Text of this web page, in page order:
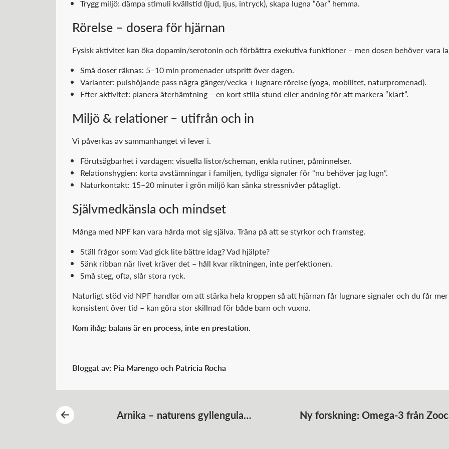
Trygg miljö: dämpa stimuli kvällstid (ljud, ljus, intryck), skapa lugna “öar” hemma.
Rörelse – dosera för hjärnan
Fysisk aktivitet kan öka dopamin/serotonin och förbättra exekutiva funktioner – men dosen behöver vara
Små doser räknas: 5–10 min promenader utspritt över dagen.
Varianter: pulshöjande pass några gånger/vecka + lugnare rörelse (yoga, mobilitet, naturpromenad).
Efter aktivitet: planera återhämtning – en kort stilla stund eller andning för att markera “klart”.
Miljö & relationer – utifrån och in
Vi påverkas av sammanhanget vi lever i.
Förutsägbarhet i vardagen: visuella listor/scheman, enkla rutiner, påminnelser.
Relationshygien: korta avstämningar i familjen, tydliga signaler för “nu behöver jag lugn”.
Naturkontakt: 15–20 minuter i grön miljö kan sänka stressnivåer påtagligt.
Självmedkänsla och mindset
Många med NPF kan vara hårda mot sig själva. Träna på att se styrkor och framsteg.
Ställ frågor som: Vad gick lite bättre idag? Vad hjälpte?
Sänk ribban när livet kräver det – håll kvar riktningen, inte perfektionen.
Små steg, ofta, slår stora ryck.
Naturligt stöd vid NPF handlar om att stärka hela kroppen så att hjärnan får lugnare signaler och du får
konsistent över tid – kan göra stor skillnad för både barn och vuxna.
Kom ihåg: balans är en process, inte en prestation.
Bloggat av: Pia Marengo och Patricia Rocha
Arnika – naturens gyllengula
Ny forskning: Omega-3 från